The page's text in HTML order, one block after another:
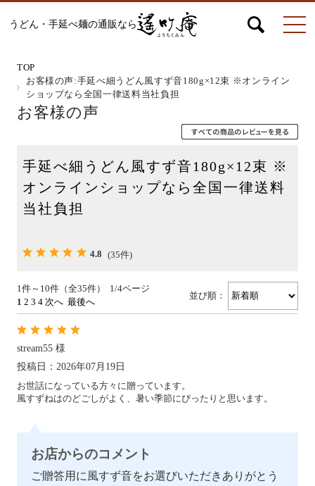
うどん・手延べ麺の通販なら
うどん
絹ひめ各種
そうめん
ひやむぎ
そば
TOP
お客様の声:手延べ細うどん風すず音180g×12束 ※オンライン
ショップなら全国一律送料当社負担
お客様の声
手延べ細うどん風すず音180g×12束 ※
オンラインショップなら全国一律送料
当社負担
4.8 (35件)
1件～10件（全35件） 1/4ページ
1 2 3 4 次へ 最後へ
並び順：
stream55 様
投稿日：2026年07月19日
お世話になっている方々に贈っています。
風すずねはのどごしがよく、暑い季節にぴったりと思います。
お店からのコメント
ご贈答用に風すず音をお選びいただきありがとう